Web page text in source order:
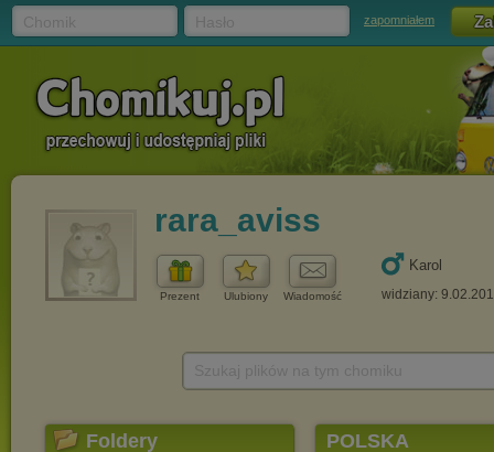
zapomniałem
rara_aviss
Prezent Ulubiony Wiadomość
Karol
widziany:
Foldery POLSKA